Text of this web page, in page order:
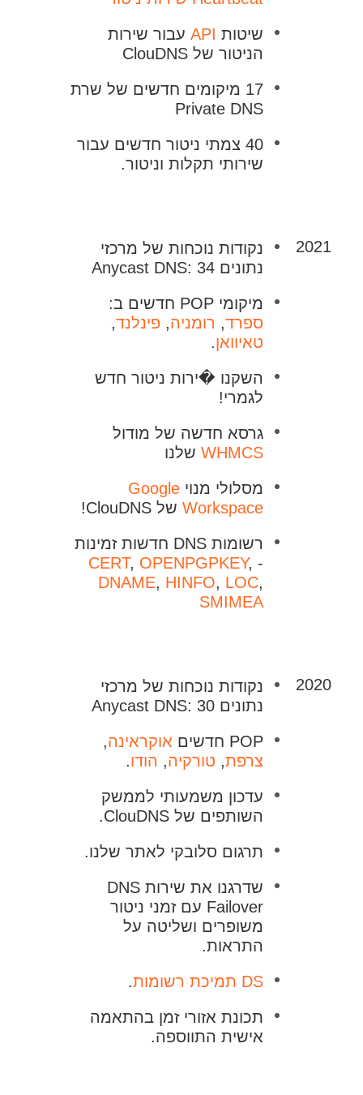
שיטות API עבור שירות
הניטור של ClouDNS
17 מיקומים חדשים של שרת
Private DNS
40 צמתי ניטור חדשים עבור
שירותי תקלות וניטור.
2021
נקודות נוכחות של מרכזי
נתונים Anycast DNS: 34
מיקומי POP חדשים ב:
ספרד, רומניה, פינלנד,
טאיוואן.
השקנו �ירות ניטור חדש
לגמרי!
גרסא חדשה של מודול
WHMCS שלנו
מסלולי מנוי Google
Workspace של ClouDNS!
רשומות DNS חדשות זמינות
-
CERT, OPENPGPKEY,
DNAME, HINFO, LOC,
SMIMEA
2020
נקודות נוכחות של מרכזי
נתונים Anycast DNS: 30
POP חדשים
אוקראינה,
צרפת, טורקיה, הודו.
עדכון משמעותי לממשק
השותפים של ClouDNS.
תרגום סלובקי לאתר שלנו.
שדרגנו את שירות DNS
Failover עם זמני ניטור
משופרים ושליטה על
התראות.
DS תמיכת רשומות
.
תכונת אזורי זמן בהתאמה
אישית התווספה.